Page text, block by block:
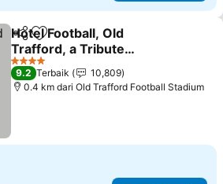
KongsiTambah ke favorit
Hotel Football, Old
Trafford, a Tribute
Portfolio Hotel
Lihat harga
4 Bintang
9.2 Terbaik
10,809
0.4 km dari Old Trafford Football Stadium